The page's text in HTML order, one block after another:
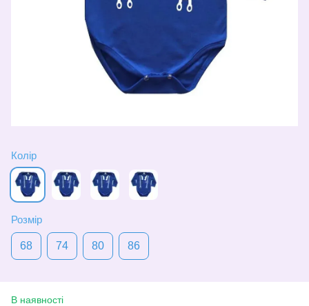
Колір
Розмір
68 74 80 86
В наявності